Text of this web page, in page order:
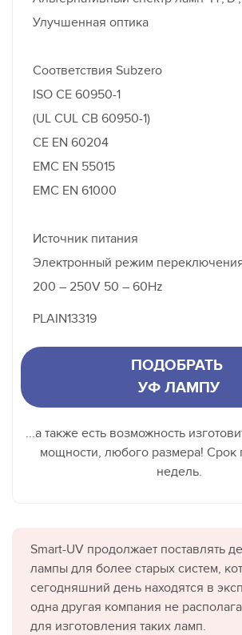
Улучшенная оптика
Соответствия Subzero
ISO CE 60950-1
(UL CUL CB 60950-1)
CE EN 60204
EMC EN 55015
EMC EN 61000
Источник питания
Электронный режим
200 – 250V 50 – 60Hz
PLAIN13319
ПОДОБРАТЬ
УФ ЛАМПУ
...а также есть возможность
мощности, любого размера! Срок
недель.
Smart-UV продолжает поставлять
лампы для более старых систем,
сегодняшний день находятся в
одна другая компания не
для изготовления таких ламп.